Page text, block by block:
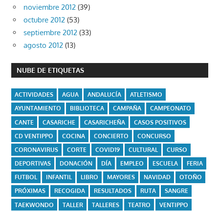
noviembre 2012 (39)
octubre 2012 (53)
septiembre 2012 (33)
agosto 2012 (13)
NUBE DE ETIQUETAS
ACTIVIDADES AGUA ANDALUCÍA
ATLETISMO
AYUNTAMIENTO
BIBLIOTECA CAMPAÑA
CAMPEONATO
CANTE
CASARICHE CASARICHEÑA
CASOS POSITIVOS
CD VENTIPPO
COCINA CONCIERTO
CONCURSO
CORONAVIRUS
CORTE COVID19 CULTURAL
CURSO
DEPORTIVAS
DONACIÓN DÍA EMPLEO ESCUELA
FERIA
FUTBOL
INFANTIL LIBRO MAYORES NAVIDAD
OTOÑO
PRÓXIMAS
RECOGIDA RESULTADOS RUTA
SANGRE
TAEKWONDO
TALLER TALLERES TEATRO VENTIPPO